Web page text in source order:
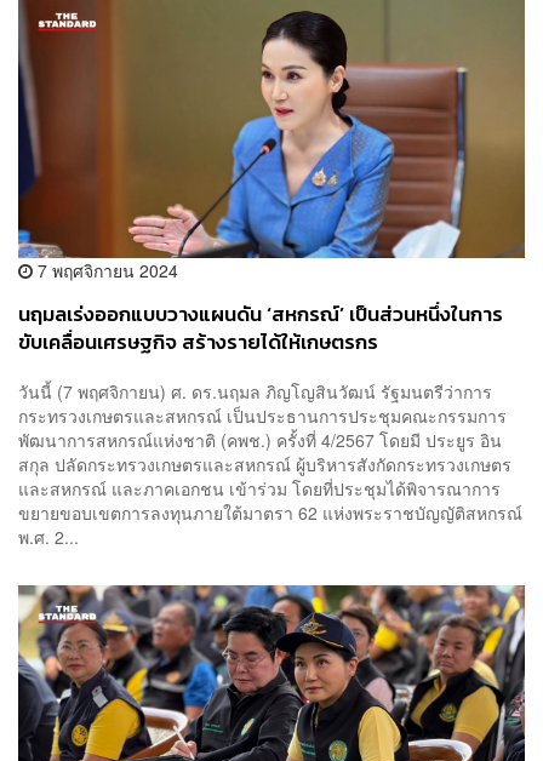
7 พฤศจิกายน 2024
นฤมลเร่งออกแบบวางแผนดัน ‘สหกรณ์’ เป็นส่วนหนึ่งในการ
ขับเคลื่อนเศรษฐกิจ สร้างรายได้ให้เกษตรกร
วันนี้ (7 พฤศจิกายน) ศ. ดร.นฤมล ภิญโญสินวัฒน์ รัฐมนตรีว่าการ
กระทรวงเกษตรและสหกรณ์ เป็นประธานการประชุมคณะกรรมการ
พัฒนาการสหกรณ์แห่งชาติ (คพช.) ครั้งที่ 4/2567 โดยมี ประยูร อิน
สกุล ปลัดกระทรวงเกษตรและสหกรณ์ ผู้บริหารสังกัดกระทรวงเกษตร
และสหกรณ์ และภาคเอกชน เข้าร่วม โดยที่ประชุมได้พิจารณาการ
ขยายขอบเขตการลงทุนภายใต้มาตรา 62 แห่งพระราชบัญญัติสหกรณ์
พ.ศ. 2...